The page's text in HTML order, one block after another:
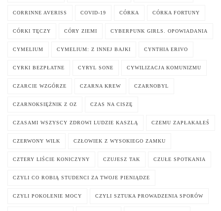
CORRINNE AVERISS COVID-19 CÓRKA CÓRKA FORTUNY
CÓRKI TĘCZY CÓRY ZIEMI CYBERPUNK GIRLS. OPOWIADANIA
CYMELIUM CYMELIUM: Z INNEJ BAJKI CYNTHIA ERIVO
CYRKI BEZPŁATNE CYRYL SONE CYWILIZACJA KOMUNIZMU
CZARCIE WZGÓRZE CZARNA KREW CZARNOBYL
CZARNOKSIĘŻNIK Z OZ CZAS NA CISZĘ
CZASAMI WSZYSCY ZDROWI LUDZIE KASZLĄ CZEMU ZAPŁAKAŁEŚ
CZERWONY WILK CZŁOWIEK Z WYSOKIEGO ZAMKU
CZTERY LIŚCIE KONICZYNY CZUJESZ TAK CZUŁE SPOTKANIA
CZYLI CO ROBIĄ STUDENCI ZA TWOJE PIENIĄDZE
CZYLI POKOLENIE MOCY CZYLI SZTUKA PROWADZENIA SPORÓW